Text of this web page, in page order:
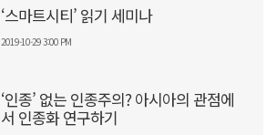
‘스마트시티’ 읽기 세미나
2019-10-29 3:00 PM
‘인종’ 없는 인종주의? 아시아의 관점에
서 인종화 연구하기